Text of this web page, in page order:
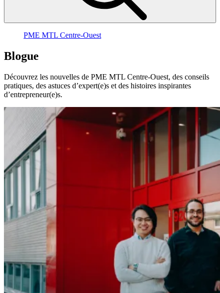
PME MTL Centre-Ouest
Blogue
Découvrez les nouvelles de PME MTL Centre-Ouest, des conseils
pratiques, des astuces d’expert(e)s et des histoires inspirantes
d’entrepreneur(e)s.